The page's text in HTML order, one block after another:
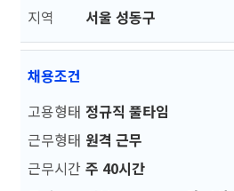
지역
서울 성동구
채용조건
고용형태 정규직 풀타임
근무형태 원격 근무
근무시간 주 40시간